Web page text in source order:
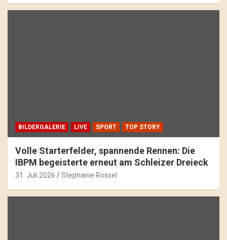
BILDERGALERIE LIVE SPORT TOP STORY
Volle Starterfelder, spannende Rennen: Die
IBPM begeisterte erneut am Schleizer Dreieck
31. Juli 2026 Stephanie Rössel